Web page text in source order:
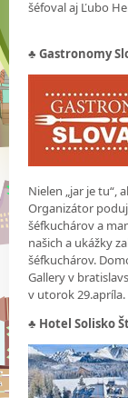
šéfoval aj Ľubo
♣Gastronomy
Nielen „jar je tu“,
Organizátor
šéfkuchárov a
našich a ukážky
šéfkuchárov.
Gallery v
v utorok 29.apríla.
♣ Hotel Solisko